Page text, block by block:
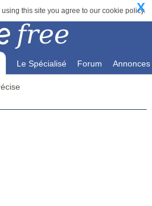
this site you agree to our cookie policy.
X
Le Spécialisé Forum Annonces